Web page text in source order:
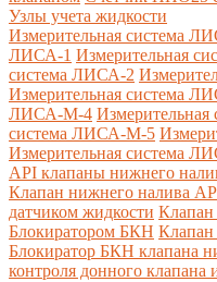
Узлы учета жидкости
Измерительная система
ЛИСА-1 Измерительная
система ЛИСА-2
Измерительная система
ЛИСА-М-4
система ЛИСА-М-5
Измерительная система
API клапаны нижнего
Клапан нижнего налива
датчиком жидкости Клапан
Блокиратором БКН Клапан
Блокиратор БКН клапана
контроля донного клапана